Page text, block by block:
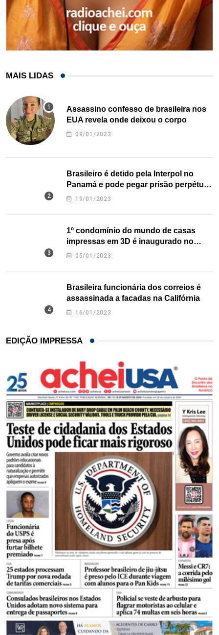
MAIS LIDAS
Assassino confesso de brasileira nos
EUA revela onde deixou o corpo
09/01/2023
Brasileiro é detido pela Interpol no
Panamá e pode pegar prisão perpétua
nos EUA
19/01/2023
1º condomínio do mundo de casas
impressas em 3D é inaugurado no
Texas
05/01/2023
Brasileira funcionária dos correios é
assassinada a facadas na Califórnia
16/01/2023
EDIÇÃO IMPRESSA